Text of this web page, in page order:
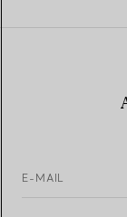
E-MAIL